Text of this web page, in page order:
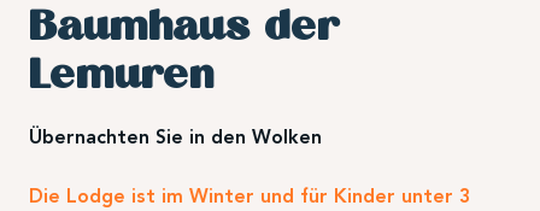
Baumhaus der
Lemuren
Übernachten Sie in den Wolken
Die Lodge ist im Winter und für Kinder unter 3